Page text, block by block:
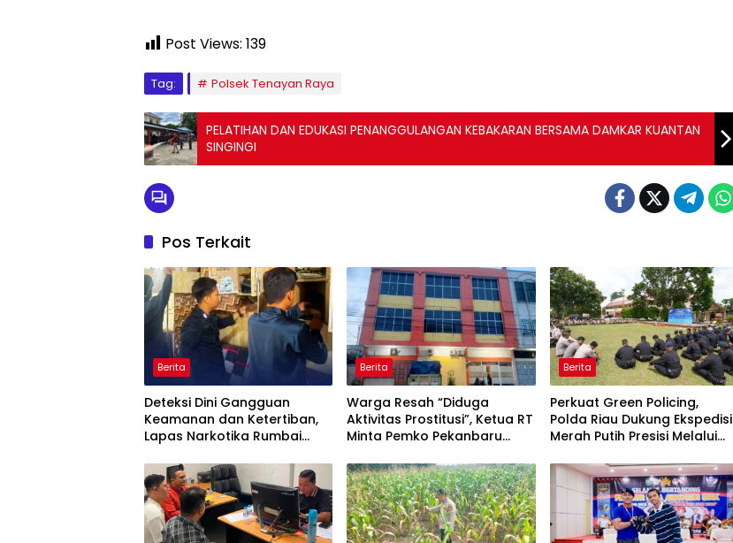
Post Views: 139
Tag: Polsek Tenayan Raya
PELATIHAN DAN EDUKASI PENANGGULANGAN KEBAKARAN BERSAMA DAMKAR KUANTAN
SINGINGI
Pos Terkait
Berita
Deteksi Dini Gangguan
Keamanan dan Ketertiban,
Lapas Narkotika Rumbai
Berita
Warga Resah “Diduga
Aktivitas Prostitusi”, Ketua RT
Minta Pemko Pekanbaru
Aktivitas Z Homestay di
Jalan Tanjung Datuk
Berita
Perkuat Green Policing,
Polda Riau Dukung Ekspedisi
Merah Putih Presisi Melalui
Mangrove